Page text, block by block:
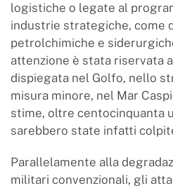
logistiche o legate al
industrie strategiche, come
petrolchimiche e
attenzione è stata riservata
dispiegata nel Golfo, nello
misura minore, nel Mar
stime, oltre centocinquanta
sarebbero state infatti
Parallelamente alla
militari convenzionali, gli